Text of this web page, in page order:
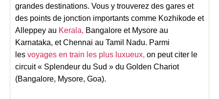
grandes destinations. Vous y trouverez des gares et
des points de jonction importants comme Kozhikode et
Alleppey au Kerala, Bangalore et Mysore au
Karnataka, et Chennai au Tamil Nadu. Parmi
les voyages en train les plus luxueux, on peut citer le
circuit « Splendeur du Sud » du Golden Chariot
(Bangalore, Mysore, Goa).